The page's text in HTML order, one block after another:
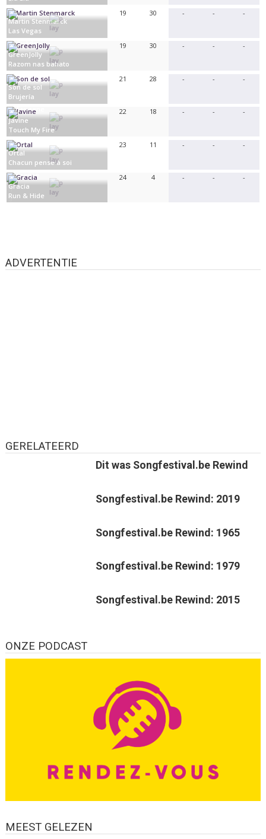
Chypre
Suède
Martin Stenmarck
Las Vegas
19 30 - - -
Ukraine
GreenJolly
Razom nas bahato
19 30 - - -
Espagne
Son de sol
Brujería
21 28 - - -
Royaume-Uni
Javine
Touch My Fire
22 18 - - -
France
Ortal
Chacun pense à soi
23 11 - - -
Gracia
Run & Hide
24 4 - - -
ADVERTENTIE
GERELATEERD
Dit was Songfestival.be Rewind
Songfestival.be Rewind: 2019
Songfestival.be Rewind: 1965
Songfestival.be Rewind: 1979
Songfestival.be Rewind: 2015
ONZE PODCAST
MEEST GELEZEN